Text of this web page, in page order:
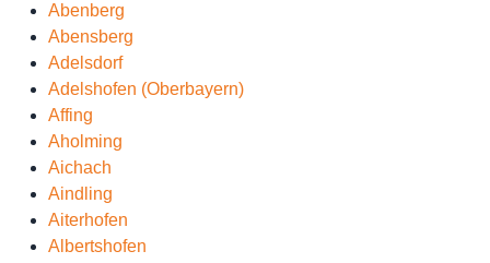
Abenberg
Abensberg
Adelsdorf
Adelshofen (Oberbayern)
Affing
Aholming
Aichach
Aindling
Aiterhofen
Albertshofen